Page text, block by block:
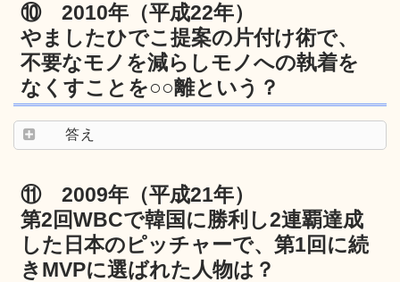
⑩ 2010年（平成22年）
やましたひでこ提案の片付け術で、
不要なモノを減らしモノへの執着を
なくすことを○○離という？
答え
⑪ 2009年（平成21年）
第2回WBCで韓国に勝利し2連覇達成
した日本のピッチャーで、第1回に続
きMVPに選ばれた人物は？